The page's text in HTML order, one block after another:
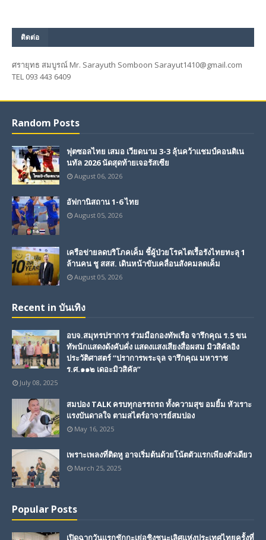
ติดต่อ
ศรายุทธ สมบูรณ์ Mr. Sarayuth Somboon Sarayut1410@gmail.com
TEL 093 443 6409
Random Posts
ฟุตซอลไทย เสมอ เวียดนาม 3-3 ลุ้นคว้าแชมป์คอนติเน
นทัล 2026 นัดสุดท้ายเจอรัสเซีย
August 06, 2026
อัฟกานิสถาน 1-6 ไทย
August 05, 2026
เครือข่ายลดบริโภคเค็ม ชี้ผู้ป่วยโรคไตเรื้อรังไทยทะลุ 1
ล้านคน ชู สสส. เดินหน้าขับเคลื่อนสังคมลดเค็ม
August 05, 2026
Recent in บันเทิง
อบจ.สมุทรปราการ ร่วมมือกองทัพเรือ จารึกคุณ ร.5 ขน
ทัพนักแสดงดังคับคั่ง แสดงแสงเสียงสื่อผสม มิวสิคัลอิง
ประวัติศาสตร์ “ปราการพระจุล จารึกคุณ มหาราช
ร.ศ.๑๑๒ เดอะมิวสิคัล”
July 08, 2025
สมปอง TALK ครบทุกอรรถรถ ทั้งความสุข อมยิ้ม หัวเราะ
แรงบันดาลใจ ตามสไตร์อาจารย์สมปอง
May 16, 2025
เพราะเพลงที่ติดหู อาจเริ่มต้นด้วยโน้ตตัวแรกเพียงตัวเดียว
March 25, 2025
Popular Posts
เปิดฉากวันแรกชักกะเย่อชิงชนะเลิศแห่งประเทศไทยครั้งที่